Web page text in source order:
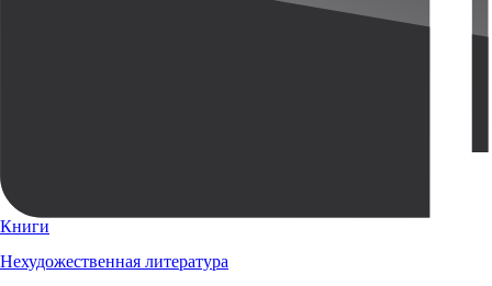
Книги
Нехудожественная литература